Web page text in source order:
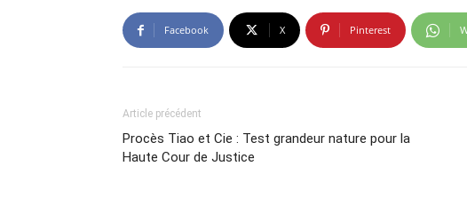
Facebook X Pinterest
Article précédent
Procès Tiao et Cie : Test grandeur nature pour la
Haute Cour de Justice